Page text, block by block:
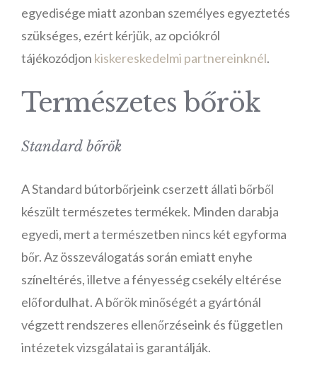
egyedisége miatt azonban személyes egyeztetés
szükséges, ezért kérjük, az opciókról
tájékozódjon kiskereskedelmi partnereinknél.
Természetes bőrök
Standard bőrök
A Standard bútorbőrjeink cserzett állati bőrből
készült természetes termékek. Minden darabja
egyedi, mert a természetben nincs két egyforma
bőr. Az összeválogatás során emiatt enyhe
színeltérés, illetve a fényesség csekély eltérése
előfordulhat. A bőrök minőségét a gyártónál
végzett rendszeres ellenőrzéseink és független
intézetek vizsgálatai is garantálják.